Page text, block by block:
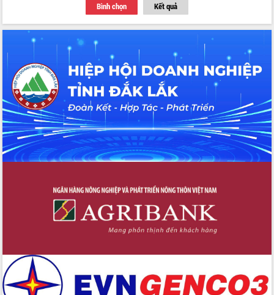
du khách thông qua Hệ thống cơ sở dữ
Tập huấn ứng dụng trí tuệ nhân tạo (AI)
trong thương mại điện tử năm 2026
Đoàn đại biểu Quốc hội tỉnh Đắk Lắk
trao đổi thông tin trước Kỳ họp thứ
nhất, Quốc hội khóa XVI
Quyết liệt cải cách hành chính, khơi
thông nguồn lực phát triển
Nâng cao hiệu lực, hiệu quả HĐND
tỉnh thông qua hiện đại hóa hành chính
Xã Ea Phê gắn cải cách hành chính với
Phó Chủ tịch Thường trực UBND tỉnh
Hồ Thị Nguyên Thảo làm việc tại Trung
tâm Phục vụ hành chính công xã Ea
Giai đoạn 2026-2030, Đắk Lắk phấn
đấu có 77% xã đạt chuẩn nông thôn
mới
Bình chọn Kết quả